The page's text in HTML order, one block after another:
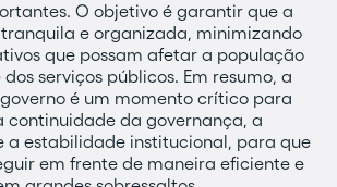
O objetivo é garantir que a
e organizada, minimizando
que possam afetar a população
serviços públicos. Em resumo, a
é um momento crítico para
continuidade da governança, a
a estabilidade institucional, para que
em frente de maneira eficiente e